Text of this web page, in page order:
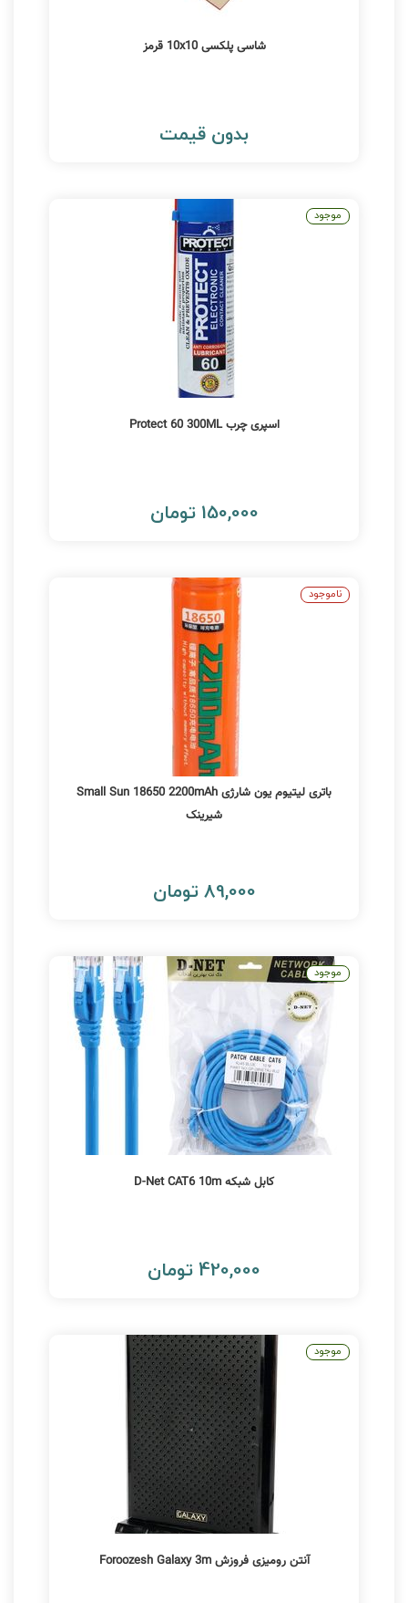
شاسی پلکسی 10x10 قرمز
بدون قیمت
اسپری چرب Protect 60 300ML
150,000 تومان
موجود
باتری لیتیوم یون شارژی Small Sun 18650 2200mAh
شیرینک
89,000 تومان
ناموجود
کابل شبکه D-Net CAT6 10m
420,000 تومان
موجود
آنتن رومیزی فروزش Foroozesh Galaxy 3m
موجود